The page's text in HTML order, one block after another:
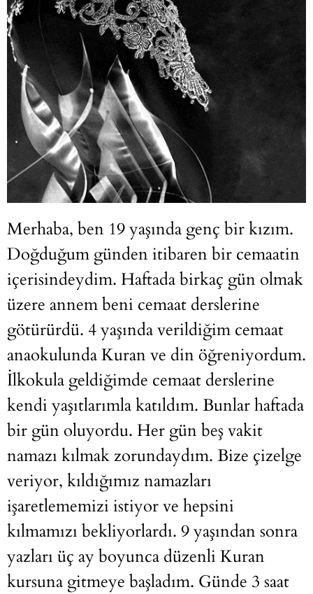
Merhaba, ben 19 yaşında genç bir kızım.
Doğduğum günden itibaren bir cemaatin
içerisindeydim. Haftada birkaç gün olmak
üzere annem beni cemaat derslerine
götürürdü. 4 yaşında verildiğim cemaat
anaokulunda Kuran ve din öğreniyordum.
İlkokula geldiğimde cemaat derslerine
kendi yaşıtlarımla katıldım. Bunlar haftada
bir gün oluyordu. Her gün beş vakit
namazı kılmak zorundaydım. Bize çizelge
veriyor, kıldığımız namazları
işaretlememizi istiyor ve hepsini
kılmamızı bekliyorlardı. 9 yaşından sonra
yazları üç ay boyunca düzenli Kuran
kursuna gitmeye başladım. Günde 3 saat